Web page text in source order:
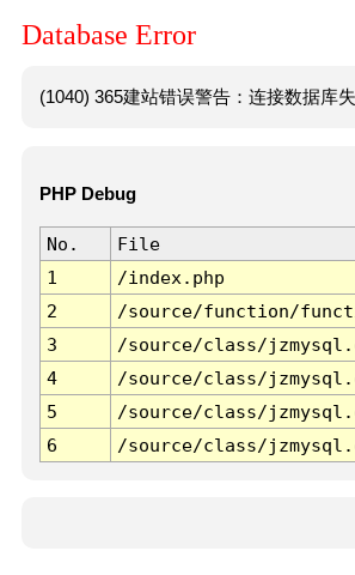
Database Error
(1040) 365建站错误警告：连接数据库
PHP Debug
No. File
1
/index.php
2
/source/function/
3
/source/class/
4
/source/class/
5
/source/class/
6
/source/class/